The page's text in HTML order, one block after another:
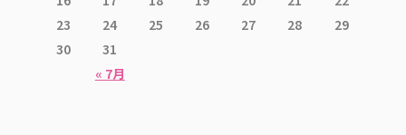
« 7月
23
24 25 26 27 28
29
30
31